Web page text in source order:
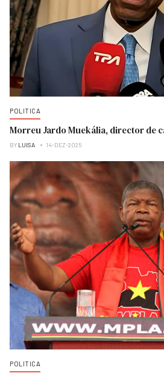
POLITICA
Morreu Jardo Muekália, director de
BY LUISA 14-DEZ-2025
POLITICA